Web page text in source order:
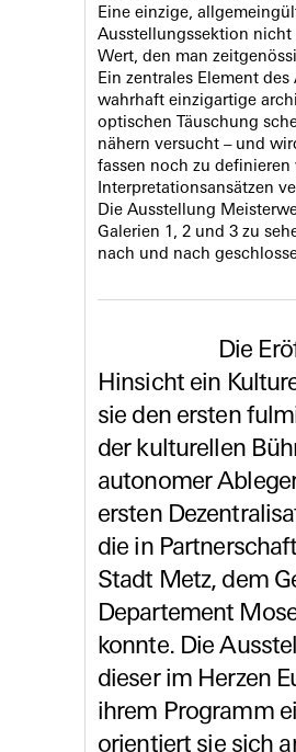
Eine einzige,
Ausstellungssektion nicht
Wert, den man
Ein zentrales Element
wahrhaft einzigartige
optischen Täuschung
nähern versucht – und
fassen noch zu
Interpretationsansätzen
Die Ausstellung
Galerien 1, 2 und 3 zu
nach und nach
Die
Hinsicht ein
sie den ersten
der kulturellen
autonomer
ersten
die in
Stadt Metz, dem
Departement
konnte. Die
dieser im Herzen
ihrem Programm
orientiert sie sich